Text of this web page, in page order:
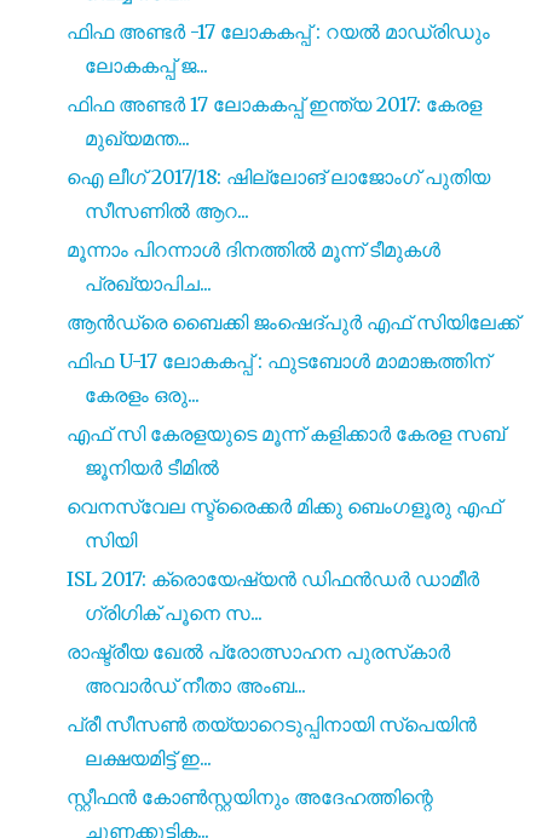
ഫിഫ അണ്ടർ -17 ലോകകപ്പ് : റയൽ മാഡ്രിഡും
ലോകകപ്പ് ജ...
ഫിഫ അണ്ടർ 17 ലോകകപ്പ് ഇന്ത്യ 2017: കേരള
മുഖ്യമന്ത...
ഐ ലീഗ് 2017/18: ഷില്ലോങ് ലാജോംഗ് പുതിയ
സീസണിൽ ആറ...
മൂന്നാം പിറന്നാൾ ദിനത്തിൽ മൂന്ന് ടീമുകൾ
പ്രഖ്യാപിച...
ആൻഡ്രെ ബൈക്കി ജംഷെദ്പുർ എഫ് സിയിലേക്ക്
ഫിഫ U-17 ലോകകപ്പ് : ഫുടബോൾ മാമാങ്കത്തിന്
കേരളം ഒരു...
എഫ് സി കേരളയുടെ മൂന്ന് കളിക്കാർ കേരള സബ്
ജൂനിയർ ടീമിൽ
വെനസ്വേല സ്ട്രൈക്കർ മിക്കു ബെംഗളൂരു എഫ്
സിയി
ISL 2017: ക്രൊയേഷ്യൻ ഡിഫൻഡർ ഡാമീർ
ഗ്രിഗിക് പൂനെ സ...
രാഷ്ട്രീയ ഖേൽ പ്രോത്സാഹന പുരസ്‌കാർ
അവാർഡ് നീതാ അംബ...
പ്രീ സീസൺ തയ്യാറെടുപ്പിനായി സ്പെയിൻ
ലക്ഷയമിട്ട് ഇ...
സ്റ്റീഫൻ കോൺസ്റ്റയിനും അദേഹത്തിന്റെ
ചുണക്കുട്ടിക...